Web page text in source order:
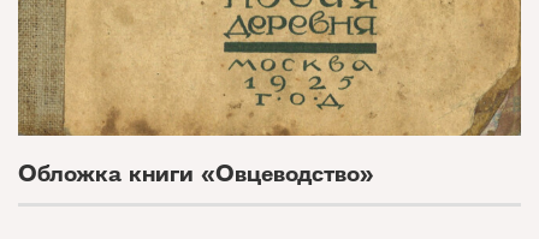
Обложка книги «Овцеводство»